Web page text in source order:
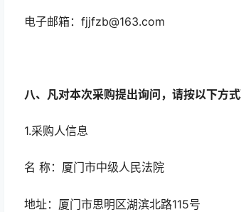
电子邮箱：fjjfzb@163.com
八、凡对本次采购提出询问，请按以下方式
1.采购人信息
名 称：厦门市中级人民法院
地址：厦门市思明区湖滨北路115号